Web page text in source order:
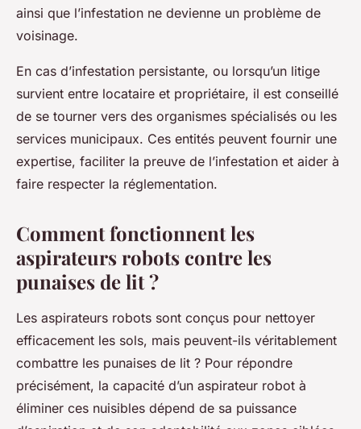
ainsi que l’infestation ne devienne un problème de
voisinage.
En cas d’infestation persistante, ou lorsqu’un litige
survient entre locataire et propriétaire, il est conseillé
de se tourner vers des organismes spécialisés ou les
services municipaux. Ces entités peuvent fournir une
expertise, faciliter la preuve de l’infestation et aider à
faire respecter la réglementation.
Comment fonctionnent les
aspirateurs robots contre les
punaises de lit ?
Les aspirateurs robots sont conçus pour nettoyer
efficacement les sols, mais peuvent-ils véritablement
combattre les punaises de lit ? Pour répondre
précisément, la capacité d’un aspirateur robot à
éliminer ces nuisibles dépend de sa puissance